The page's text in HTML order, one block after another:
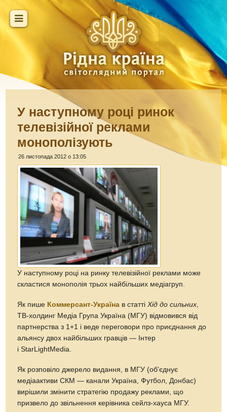
У наступному році ринок
телевізійної реклами
монополізують
26 листопада 2012 о 13:05
У наступному році на ринку телевізійної реклами може
скластися монополія трьох найбільших медіагруп.
Як пише Коммерсант-Україна в статті Хід до сильних
ТВ-холдинг Медіа Група Україна (МГУ) відмовився від
партнерства з 1+1 і веде переговори про приєднання до
альянсу двох найбільших гравців — Інтер
і StarLightMedia.
Як розповіло джерело видання, в МГУ (об'єднує
медіаактиви СКМ — канали Україна, Футбол, Донбас)
вирішили змінити стратегію продажу реклами, що
призвело до звільнення керівника сейлз-хауса МГУ.